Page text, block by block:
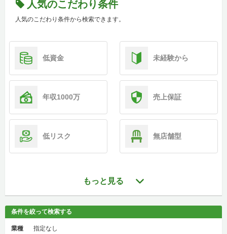
人気のこだわり条件
人気のこだわり条件から検索できます。
低資金 未経験から
年収1000万 売上保証
低リスク 無店舗型
もっと見る
条件を絞って検索する
業種 指定なし